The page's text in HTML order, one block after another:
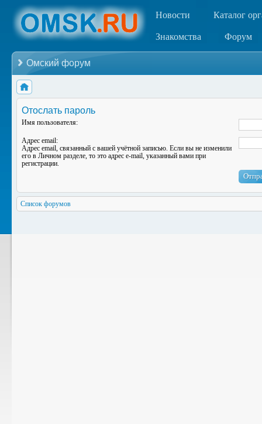
Новости Каталог
Знакомства Форум
Омский форум
Отослать пароль
Имя пользователя:
Адрес email:
Адрес email, связанный с вашей учётной записью. Если вы не изменили
его в Личном разделе, то это адрес e-mail, указанный вами при
регистрации.
Список форумов